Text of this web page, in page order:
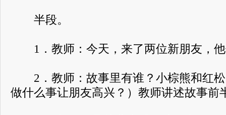
半段。
1．教师：今天，来了两位新朋友，他
2．教师：故事里有谁？小棕熊和红松
做什么事让朋友高兴？）教师讲述故事前